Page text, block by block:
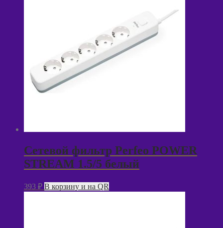
Сетевой фильтр Perfeo POWER
STREAM 1.5/5 белый
393 ₽ В корзину и на QR